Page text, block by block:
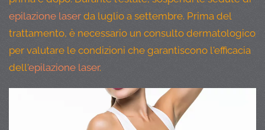
epilazione laser da luglio a settembre. Prima del
trattamento, è necessario un consulto dermatologico
per valutare le condizioni che garantiscono l'efficacia
dell'epilazione laser.